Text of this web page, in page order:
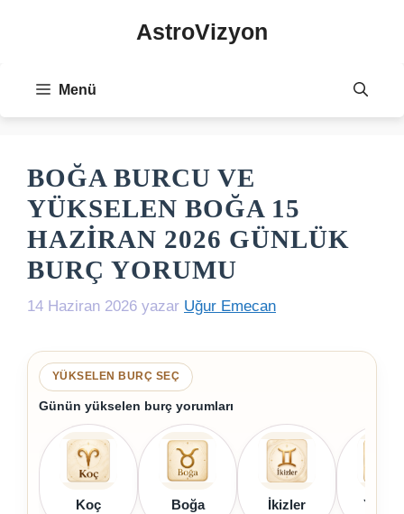
AstroVizyon
Menü
BOĞA BURCU VE
YÜKSELEN BOĞA 15
HAZIRAN 2026 GÜNLÜK
BURÇ YORUMU
14 Haziran 2026 yazar Uğur Emecan
YÜKSELEN BURÇ SEÇ
Günün yükselen burç yorumları
Koç Boğa İkizler